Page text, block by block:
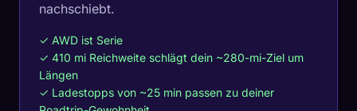
nachschiebt.
✓ AWD ist Serie
✓ 410 mi Reichweite schlägt dein ~280-mi-Ziel um
Längen
✓ Ladestopps von ~25 min passen zu deiner